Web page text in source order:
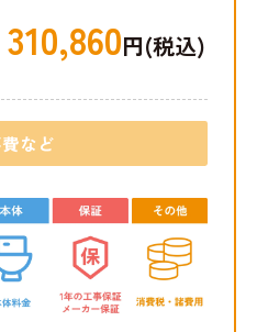
310,860円(税込)
など